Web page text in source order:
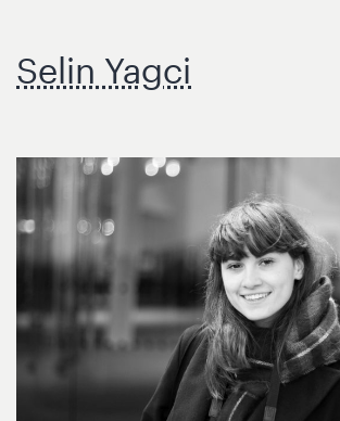
Selin Yagci